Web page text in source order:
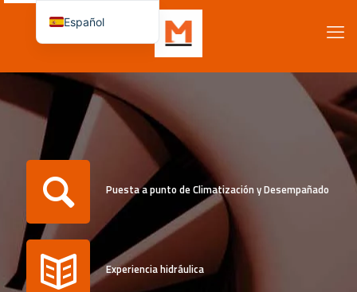
Puesta a punto de Climatización y Desempañado
Experiencia hidráulica
Español
Français
English (UK)
Deutsch
Italiano
Русский
简体中文
Dansk
Български
Čeština
Magyar